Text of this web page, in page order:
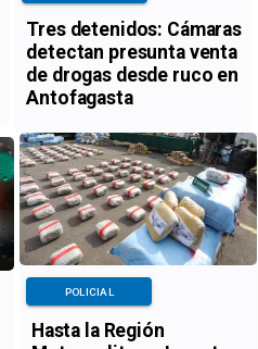
Tres detenidos: Cámaras
detectan presunta venta
de drogas desde ruco en
Antofagasta
Hasta la Región
POLICIAL